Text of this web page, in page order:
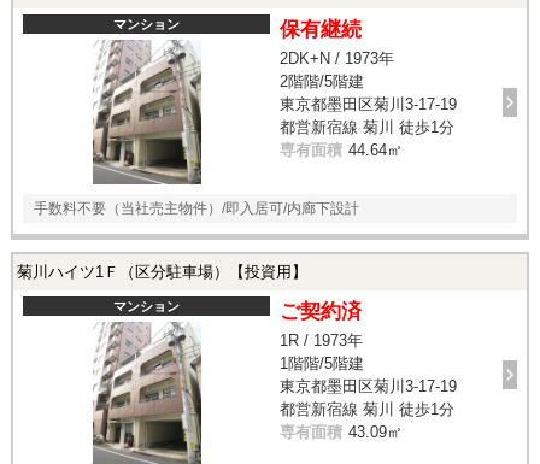
マンション 保有継続
2DK+N / 1973年
2階階/5階建
東京都墨田区菊川3-17-19
都営新宿線 菊川 徒歩1分
専有面積 44.64㎡
手数料不要（当社売主物件）/即入居可/内廊下設計
菊川ハイツ1Ｆ（区分駐車場）【投資用】
マンション ご契約済
1R / 1973年
1階階/5階建
東京都墨田区菊川3-17-19
都営新宿線 菊川 徒歩1分
専有面積 43.09㎡